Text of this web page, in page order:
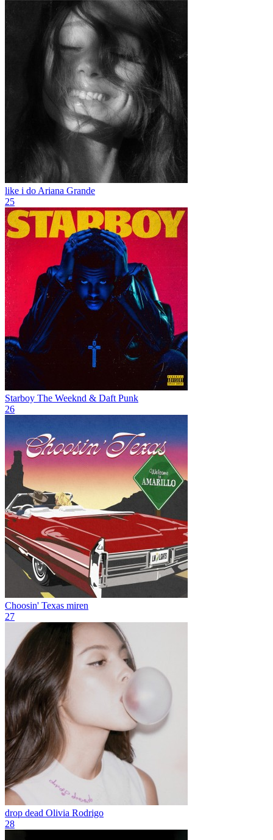
like i do Ariana Grande
25
Starboy The Weeknd & Daft Punk
26
Choosin' Texas miren
27
drop dead Olivia Rodrigo
28